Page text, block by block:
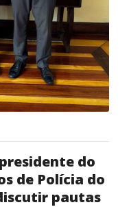
do
de Polícia do
pautas